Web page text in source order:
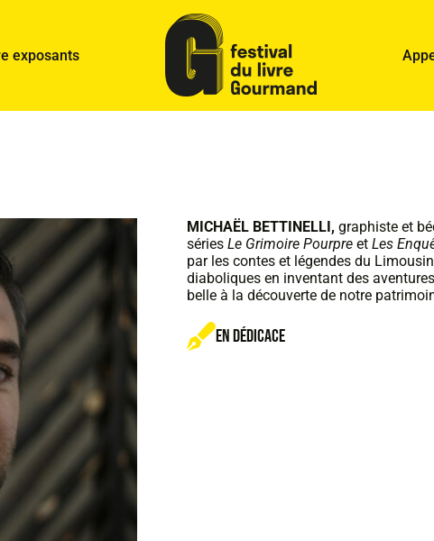
exposants
MICHAËL BETTINELLI, graphiste et
séries Le Grimoire Pourpre et Les
par les contes et légendes du
diaboliques en inventant des
belle à la découverte de notre
En dédicace